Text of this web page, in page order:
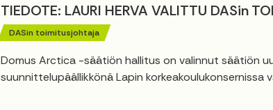
TIEDOTE: LAURI HERVA VALITTU DASin
DASin toimitusjohtaja
Domus Arctica -säätiön hallitus on valinnut säätiön
suunnittelupäällikkönä Lapin